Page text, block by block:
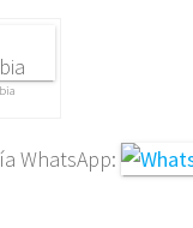
WhatsApp: